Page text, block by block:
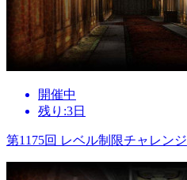
開催中
残り:3日
第1175回 レベル制限チャレンジ